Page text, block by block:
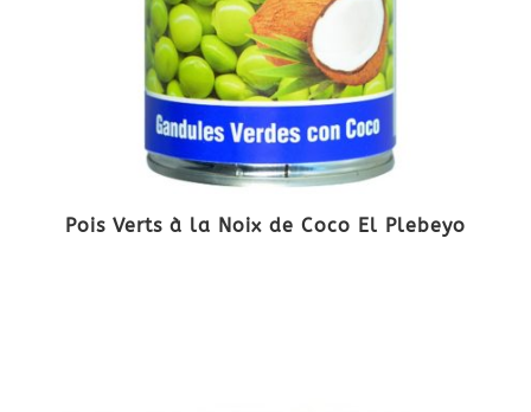
Pois Verts à la Noix de Coco El Plebeyo